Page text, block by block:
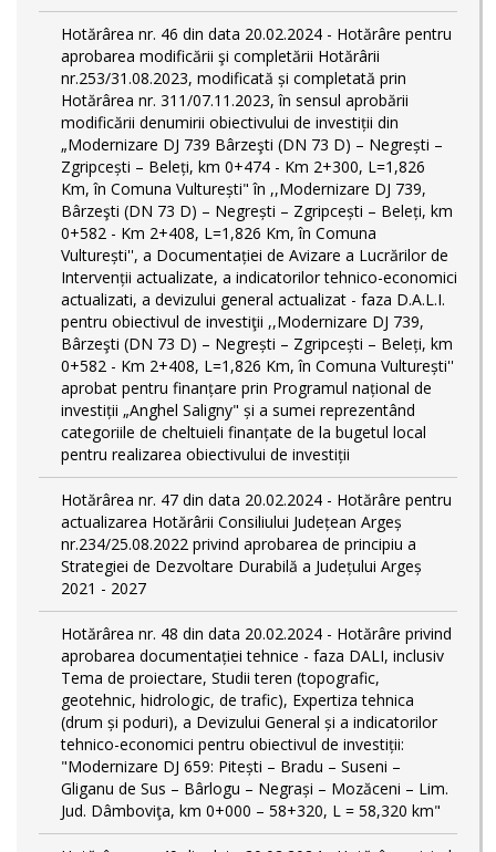
Hotărârea nr. 46 din data 20.02.2024 - Hotărâre pentru
aprobarea modificării şi completării Hotărârii
nr.253/31.08.2023, modificată și completată prin
Hotărârea nr. 311/07.11.2023, în sensul aprobării
modificării denumirii obiectivului de investiții din
„Modernizare DJ 739 Bârzeşti (DN 73 D) – Negrești –
Zgripcești – Beleți, km 0+474 - Km 2+300, L=1,826
Km, în Comuna Vulturești" în ,,Modernizare DJ 739,
Bârzeşti (DN 73 D) – Negrești – Zgripcești – Beleți, km
0+582 - Km 2+408, L=1,826 Km, în Comuna
Vulturești'', a Documentației de Avizare a Lucrărilor de
Intervenții actualizate, a indicatorilor tehnico-economici
actualizati, a devizului general actualizat - faza D.A.L.I.
pentru obiectivul de investiţii ,,Modernizare DJ 739,
Bârzeşti (DN 73 D) – Negrești – Zgripcești – Beleți, km
0+582 - Km 2+408, L=1,826 Km, în Comuna Vulturești''
aprobat pentru finanțare prin Programul național de
investiții „Anghel Saligny" și a sumei reprezentând
categoriile de cheltuieli finanțate de la bugetul local
pentru realizarea obiectivului de investiții
Hotărârea nr. 47 din data 20.02.2024 - Hotărâre pentru
actualizarea Hotărârii Consiliului Județean Argeș
nr.234/25.08.2022 privind aprobarea de principiu a
Strategiei de Dezvoltare Durabilă a Județului Argeș
2021 - 2027
Hotărârea nr. 48 din data 20.02.2024 - Hotărâre privind
aprobarea documentației tehnice - faza DALI, inclusiv
Tema de proiectare, Studii teren (topografic,
geotehnic, hidrologic, de trafic), Expertiza tehnica
(drum și poduri), a Devizului General și a indicatorilor
tehnico-economici pentru obiectivul de investiții:
"Modernizare DJ 659: Pitești – Bradu – Suseni –
Gliganu de Sus – Bârlogu – Negrași – Mozăceni – Lim.
Jud. Dâmboviţa, km 0+000 – 58+320, L = 58,320 km"